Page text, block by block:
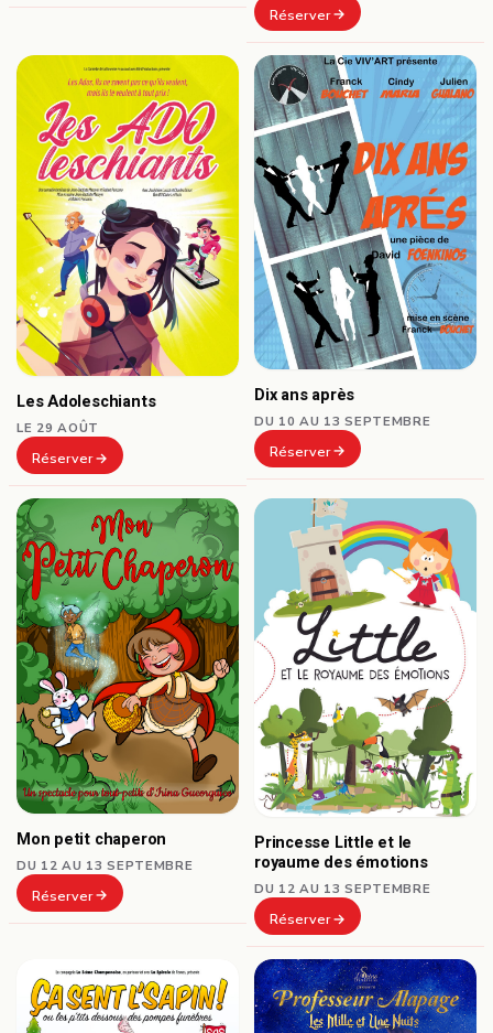
Réserver
Les Adoleschiants
LE 29 AOÛT
Réserver
Dix ans après
DU 10 AU 13 SEPTEMBRE
Réserver
Mon petit chaperon
DU 12 AU 13 SEPTEMBRE
Réserver
Princesse Little et le
royaume des émotions
DU 12 AU 13 SEPTEMBRE
Réserver